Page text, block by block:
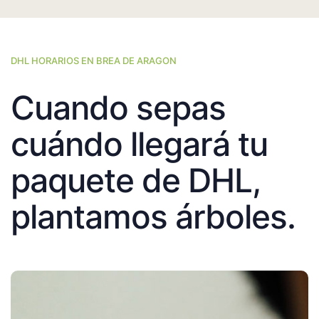
DHL HORARIOS EN BREA DE ARAGON
Cuando sepas
cuándo llegará tu
paquete de DHL,
plantamos árboles.